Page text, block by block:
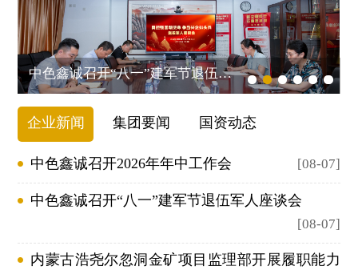
管
理
团
队
组
架
构
业
资
闻
国
资
动
行
业
聚
焦
国
建
设
工
鲁
奖
国
优
质
矿
山
业
绩
建
筑
其
业
动
态
群
团
动
化
业
愿
景
和
理
社
员
资
源
招
聘
信
系
我
信
息
中色鑫诚召开“八一”建军节退伍军人座谈会
企业新闻 集团要闻 国资动态
中色鑫诚召开2026年年中工作会 [08-07]
中色鑫诚召开“八一”建军节退伍军人座谈会
[08-07]
内蒙古浩尧尔忽洞金矿项目监理部开展履职能力